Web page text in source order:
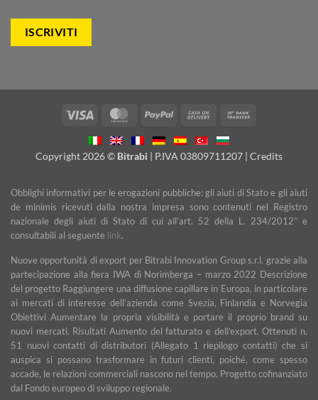
Visa MasterCardPayPal
Cash
Delivery
Copyright 2026 © Bitrabi | P.IVA 03809711207 | Credits
Obblighi informativi per le erogazioni pubbliche: gli aiuti di Stato e gli aiuti
de minimis ricevuti dalla nostra impresa sono contenuti nel Registro
nazionale degli aiuti di Stato di cui all’art. 52 della L. 234/2012” e
consultabili al seguente link.
Nuove opportunità di export per Bitrabi Innovation Group s.r.l. grazie alla
partecipazione alla fiera IWA di Norimberga – marzo 2022 Descrizione
del progetto Raggiungere una diffusione capillare in Europa, in particolare
ai mercati di interesse dell’azienda come Svezia, Finlandia e Norvegia
Obiettivi Aumentare la propria visibilità e portare il proprio brand su
nuovi mercati. Risultati Aumento del fatturato e dell’export. Ottenuti n.
51 nuovi contatti di distributori (Allegato 1 riepilogo contatti) che si
auspica si possano trasformare in futuri clienti, poiché, come spesso
accade, le relazioni commerciali nascono nel tempo. Progetto cofinanziato
dal Fondo europeo di sviluppo regionale.